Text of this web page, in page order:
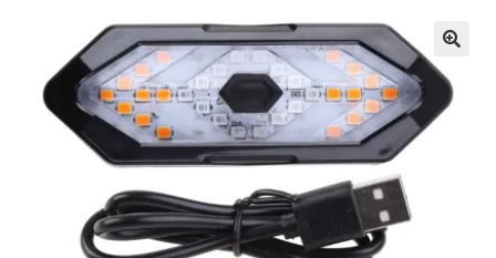
menu
Femmes
T-Shirts
🔍